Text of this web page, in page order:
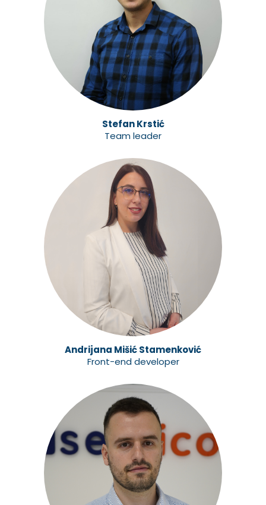
Stefan Krstić
Team leader
Andrijana Mišić Stamenković
Front-end developer